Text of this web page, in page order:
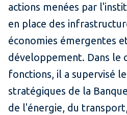
actions menées par
en place des
économies émergentes
développement. Dans le
fonctions, il a supervisé
stratégiques de la
de l'énergie, du